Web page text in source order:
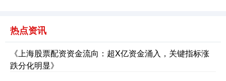
热点资讯
《上海股票配资资金流向：超X亿资金涌入，关键指标涨
跌分化明显》